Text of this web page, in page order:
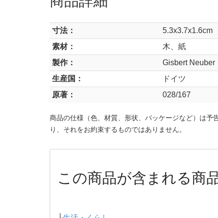
寸法：
5.3x3.7x1.6cm
素材：
木、紙
製作：
Gisbert Neuber
生産国：
ドイツ
原著：
028/167
商品の仕様（色、材質、形状、パッケージなど）は予
り、それをお約束するものではありません。
この商品が含まれる商